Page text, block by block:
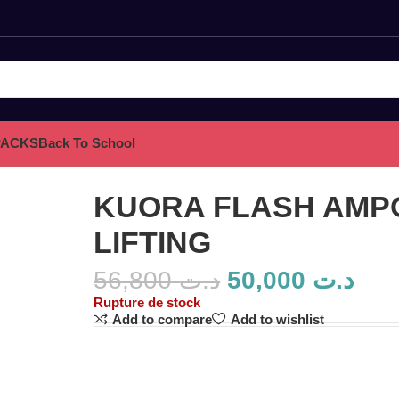
Back To School
KUORA FLASH
LIFTING
د.ت56,800 د.ت
Rupture de stock
Add to compare
Add to wishlist